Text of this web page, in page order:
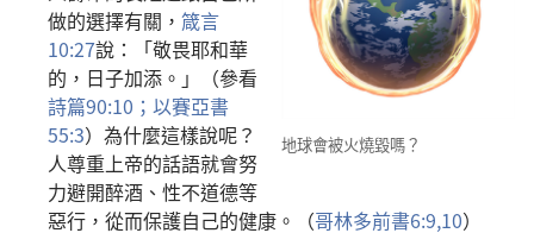
地球會被火燒毀嗎？
做的選擇有關， 箴言
10:27說：「敬畏耶和華
的，日子加添。」（參看
詩篇90:10； 以賽亞書
55:3）為什麼這樣說呢？
人尊重上帝的話語就會努
力避開醉酒、性不道德等
惡行，從而保護自己的健康。（哥林多前書6:9,10）